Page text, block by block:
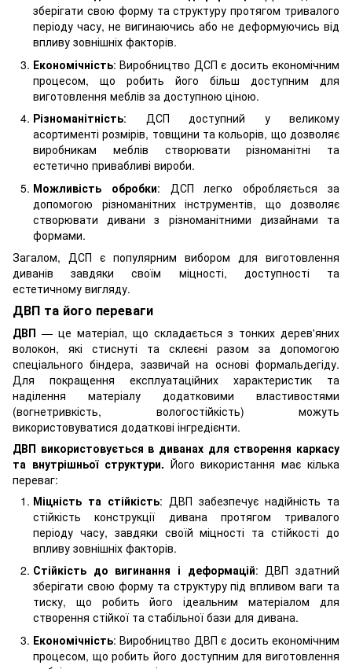
зберігати свою форму та структуру протягом тривалого
періоду часу, не вигинаючись або не деформуючись від
впливу зовнішніх факторів.
Економічність: Виробництво ДСП є досить економічним
процесом, що робить його більш доступним для
виготовлення меблів за доступною ціною.
Різноманітність: ДСП доступний у великому
асортименті розмірів, товщини та кольорів, що дозволяє
виробникам меблів створювати різноманітні та
естетично привабливі вироби.
Можливість обробки: ДСП легко обробляється за
допомогою різноманітних інструментів, що дозволяє
створювати дивани з різноманітними дизайнами та
формами.
Загалом, ДСП є популярним вибором для виготовлення
диванів завдяки своїм міцності, доступності та
естетичному вигляду.
ДВП та його переваги
ДВП — це матеріал, що складається з тонких дерев'яних
волокон, які стиснуті та склеєні разом за допомогою
спеціального біндера, зазвичай на основі формальдегіду.
Для покращення експлуатаційних характеристик та
наділення матеріалу додатковими властивостями
(вогнетривкість, вологостійкість) можуть
використовуватися додаткові інгредієнти.
ДВП використовується в диванах для створення каркасу
та внутрішньої структури. Його використання має кілька
переваг:
Міцність та стійкість: ДВП забезпечує надійність та
стійкість конструкції дивана протягом тривалого
періоду часу, завдяки своїй міцності та стійкості до
впливу зовнішніх факторів.
Стійкість до вигинання і деформацій: ДВП здатний
зберігати свою форму та структуру під впливом ваги та
тиску, що робить його ідеальним матеріалом для
створення стійкої та стабільної бази для дивана.
Економічність: Виробництво ДВП є досить економічним
процесом, що робить його доступним для виготовлення